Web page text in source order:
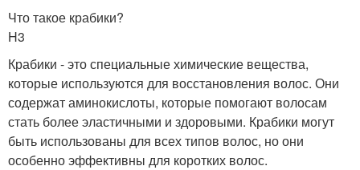
Что такое крабики?
H3
Крабики - это специальные химические вещества,
которые используются для восстановления волос. Они
содержат аминокислоты, которые помогают волосам
стать более эластичными и здоровыми. Крабики могут
быть использованы для всех типов волос, но они
особенно эффективны для коротких волос.